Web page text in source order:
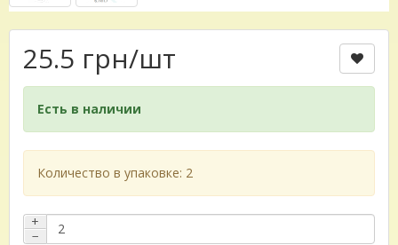
25.5 грн/шт
Есть в наличии
Количество в упаковке: 2
+
−